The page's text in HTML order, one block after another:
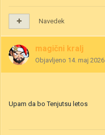
Navedek
magični kralj
Objavljeno 14. maj 2026
Upam da bo Tenjutsu letos